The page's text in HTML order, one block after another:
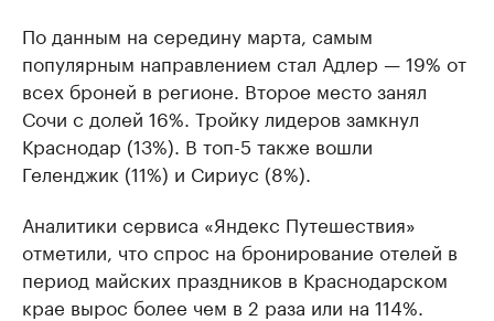
По данным на середину марта, самым
популярным направлением стал Адлер — 19% от
всех броней в регионе. Второе место занял
Сочи с долей 16%. Тройку лидеров замкнул
Краснодар (13%). В топ-5 также вошли
Геленджик (11%) и Сириус (8%).
Аналитики сервиса «Яндекс Путешествия»
отметили, что спрос на бронирование отелей в
период майских праздников в Краснодарском
крае вырос более чем в 2 раза или на 114%.